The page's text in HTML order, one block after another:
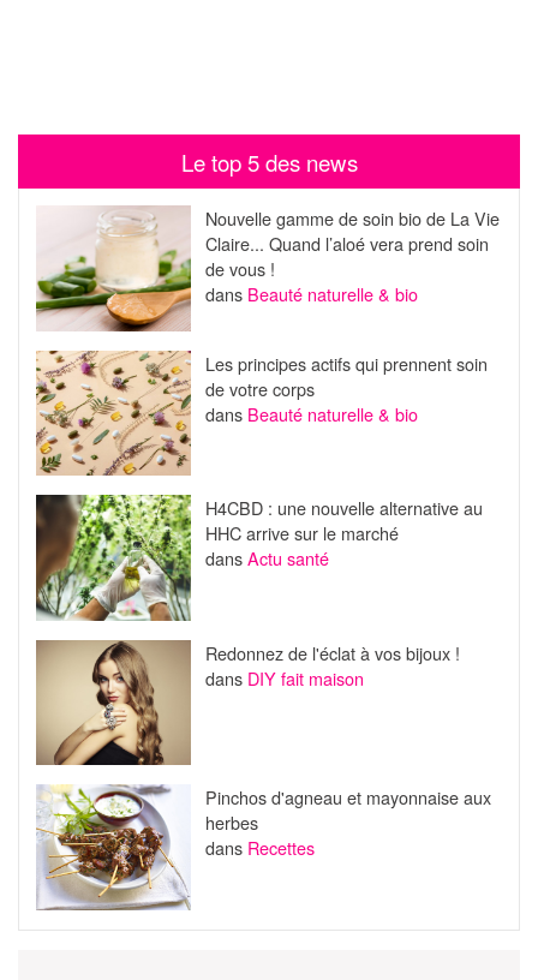
Le top 5 des news
Nouvelle gamme de soin bio de La Vie
Claire... Quand l’aloé vera prend soin
de vous !
dans Beauté naturelle & bio
Les principes actifs qui prennent soin
de votre corps
dans Beauté naturelle & bio
H4CBD : une nouvelle alternative au
HHC arrive sur le marché
dansActu santé
Redonnez de l'éclat à vos bijoux !
dans DIY fait maison
Pinchos d'agneau et mayonnaise aux
herbes
dans Recettes